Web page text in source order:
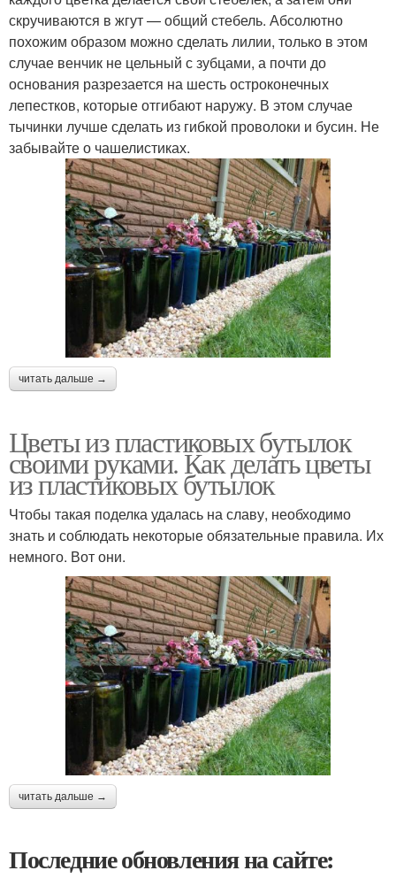
скручиваются в жгут — общий стебель. Абсолютно
похожим образом можно сделать лилии, только в этом
случае венчик не цельный с зубцами, а почти до
основания разрезается на шесть остроконечных
лепестков, которые отгибают наружу. В этом случае
тычинки лучше сделать из гибкой проволоки и бусин. Не
забывайте о чашелистиках.
читать дальше →
Цветы из пластиковых бутылок
своими руками. Как делать цветы
из пластиковых бутылок
Чтобы такая поделка удалась на славу, необходимо
знать и соблюдать некоторые обязательные правила. Их
немного. Вот они.
читать дальше →
Последние обновления на сайте: